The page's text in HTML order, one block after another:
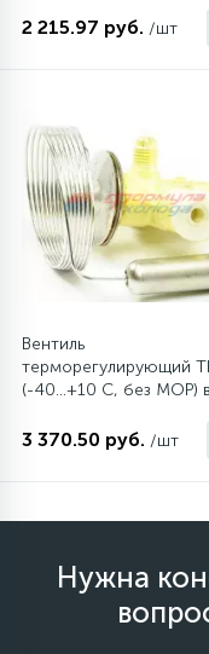
Шкивы
Шланги залива
Шланги
Щетки
Электронные
2 215.97 руб. /шт
Вентиль
терморегулирующий
(-40...+10 C, без MOP)
1/2" отбортовка
3 370.50 руб. /шт
Нужна